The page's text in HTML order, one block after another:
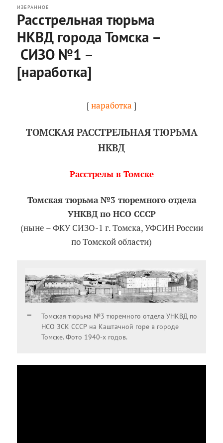
Расстрельная тюрьма
НКВД города Томска –
СИЗО №1 –
[наработка]
ИЗБРАННОЕ
[наработка ]
ТОМСКАЯ РАССТРЕЛЬНАЯ ТЮРЬМА
НКВД
Расстрелы в Томске
Томская тюрьма №3 тюремного отдела
УНКВД по НСО СССР
(ныне – ФКУ СИЗО-1 г. Томска, УФСИН России
по Томской области)
Томская тюрьма №3 тюремного отдела УНКВД по
НСО ЗСК СССР на Каштачной горе в городе
Томске. Фото 1940-х годов.